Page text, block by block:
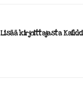
Lisää kirjoittajasta